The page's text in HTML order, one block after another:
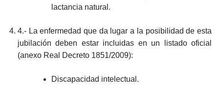
lactancia natural.
4.- La enfermedad que da lugar a la posibilidad de esta
jubilación deben estar incluidas en un listado oficial
(anexo Real Decreto 1851/2009):
Discapacidad intelectual.